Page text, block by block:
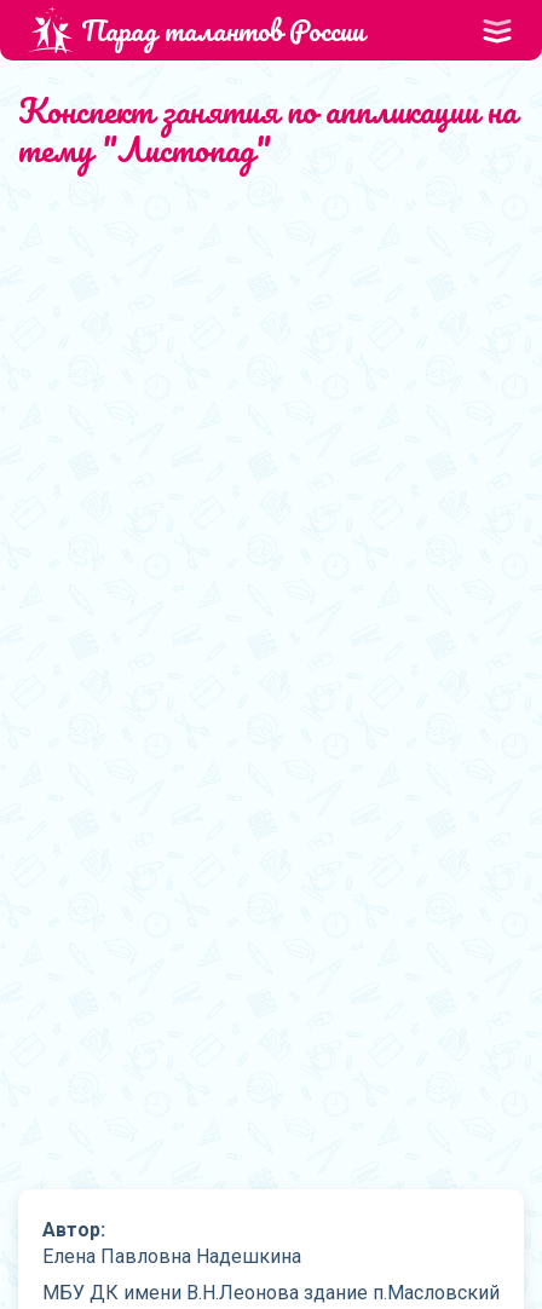
Парад талантов России
Конспект занятия по аппликации на
тему "Листопад"
Автор:
Елена Павловна Надешкина
МБУ ДК имени В.Н.Леонова здание п.Масловский